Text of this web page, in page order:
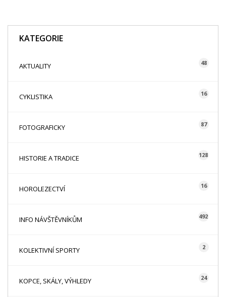
KATEGORIE
AKTUALITY 48
CYKLISTIKA 16
FOTOGRAFICKY 87
HISTORIE A TRADICE 128
HOROLEZECTVÍ 16
INFO NÁVŠTĚVNÍKŮM 492
KOLEKTIVNÍ SPORTY 2
KOPCE, SKÁLY, VÝHLEDY 24